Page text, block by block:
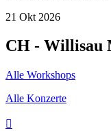
21 Okt 2026
CH - Willisau
Alle Workshops
Alle Konzerte
